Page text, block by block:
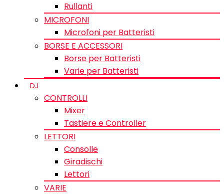
Rullanti
MICROFONI
Microfoni per Batteristi
BORSE E ACCESSORI
Borse per Batteristi
Varie per Batteristi
DJ
CONTROLLI
Mixer
Tastiere e Controller
LETTORI
Consolle
Giradischi
Lettori
VARIE